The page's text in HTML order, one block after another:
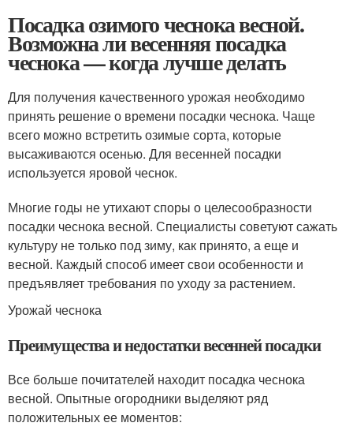
Посадка озимого чеснока весной.
Возможна ли весенняя посадка
чеснока — когда лучше делать
Для получения качественного урожая необходимо
принять решение о времени посадки чеснока. Чаще
всего можно встретить озимые сорта, которые
высаживаются осенью. Для весенней посадки
используется яровой чеснок.
Многие годы не утихают споры о целесообразности
посадки чеснока весной. Специалисты советуют сажать
культуру не только под зиму, как принято, а еще и
весной. Каждый способ имеет свои особенности и
предъявляет требования по уходу за растением.
Урожай чеснока
Преимущества и недостатки весенней посадки
Все больше почитателей находит посадка чеснока
весной. Опытные огородники выделяют ряд
положительных ее моментов: